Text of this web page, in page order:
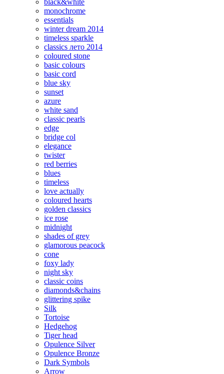
black&white
monochrome
essentials
winter dream 2014
timeless sparkle
classics лето 2014
coloured stone
basic colours
basic cord
blue sky
sunset
azure
white sand
classic pearls
edge
bridge col
elegance
twister
red berries
blues
timeless
love actually
coloured hearts
golden classics
ice rose
midnight
shades of grey
glamorous peacock
cone
foxy lady
night sky
classic coins
diamonds&chains
glittering spike
Silk
Tortoise
Hedgehog
Tiger head
Opulence Silver
Opulence Bronze
Dark Symbols
Arrow